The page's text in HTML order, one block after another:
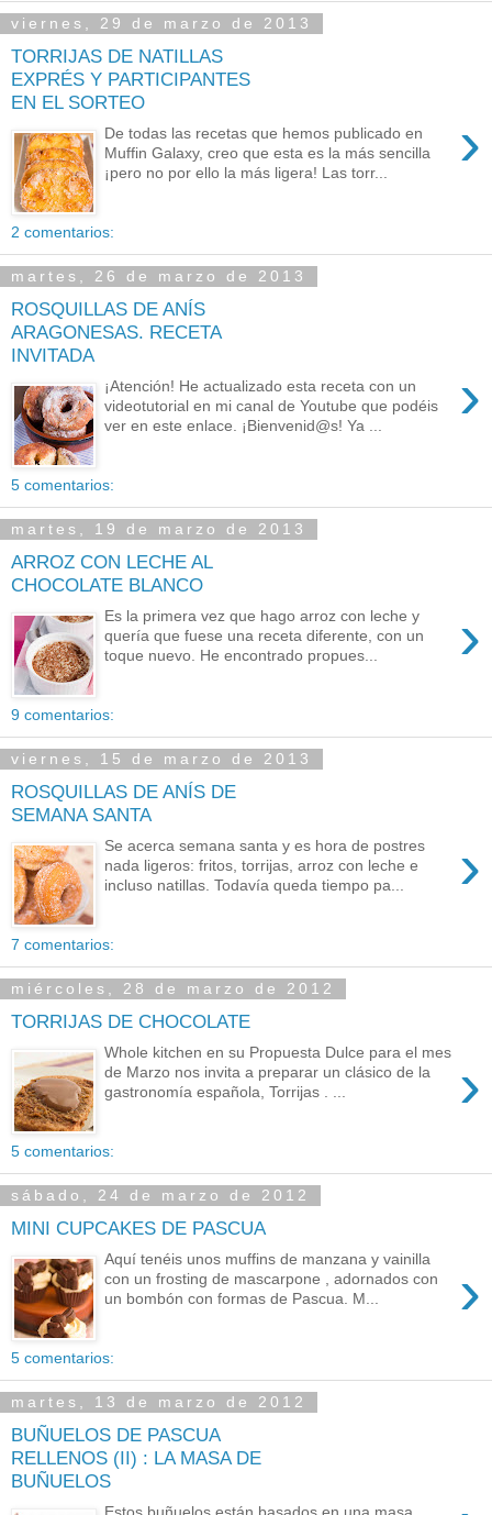
viernes, 29 de marzo de 2013
TORRIJAS DE NATILLAS
EXPRÉS Y PARTICIPANTES
EN EL SORTEO
›
De todas las recetas que hemos publicado en
Muffin Galaxy, creo que esta es la más sencilla
¡pero no por ello la más ligera! Las torr...
2 comentarios:
martes, 26 de marzo de 2013
ROSQUILLAS DE ANÍS
ARAGONESAS. RECETA
INVITADA
›
¡Atención! He actualizado esta receta con un
videotutorial en mi canal de Youtube que podéis
ver en este enlace. ¡Bienvenid@s! Ya ...
5 comentarios:
martes, 19 de marzo de 2013
ARROZ CON LECHE AL
CHOCOLATE BLANCO
›
Es la primera vez que hago arroz con leche y
quería que fuese una receta diferente, con un
toque nuevo. He encontrado propues...
9 comentarios:
viernes, 15 de marzo de 2013
ROSQUILLAS DE ANÍS DE
SEMANA SANTA
›
Se acerca semana santa y es hora de postres
nada ligeros: fritos, torrijas, arroz con leche e
incluso natillas. Todavía queda tiempo pa...
7 comentarios:
miércoles, 28 de marzo de 2012
TORRIJAS DE CHOCOLATE
›
Whole kitchen en su Propuesta Dulce para el mes
de Marzo nos invita a preparar un clásico de la
gastronomía española, Torrijas . ...
5 comentarios:
sábado, 24 de marzo de 2012
MINI CUPCAKES DE PASCUA
›
Aquí tenéis unos muffins de manzana y vainilla
con un frosting de mascarpone , adornados con
un bombón con formas de Pascua. M...
5 comentarios:
martes, 13 de marzo de 2012
BUÑUELOS DE PASCUA
RELLENOS (II) : LA MASA DE
BUÑUELOS